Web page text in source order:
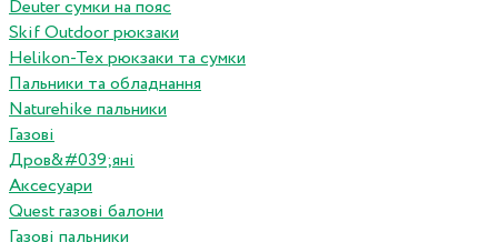
Deuter сумки на пояс
Skif Outdoor рюкзаки
Helikon-Tex рюкзаки та сумки
Пальники та обладнання
Naturehike пальники
Газові
Дров&#039;яні
Аксесуари
Quest газові балони